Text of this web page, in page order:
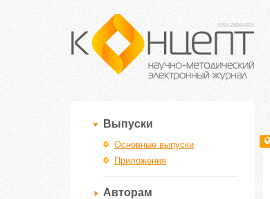
Выпуски
Основные выпуски
Приложения
Авторам